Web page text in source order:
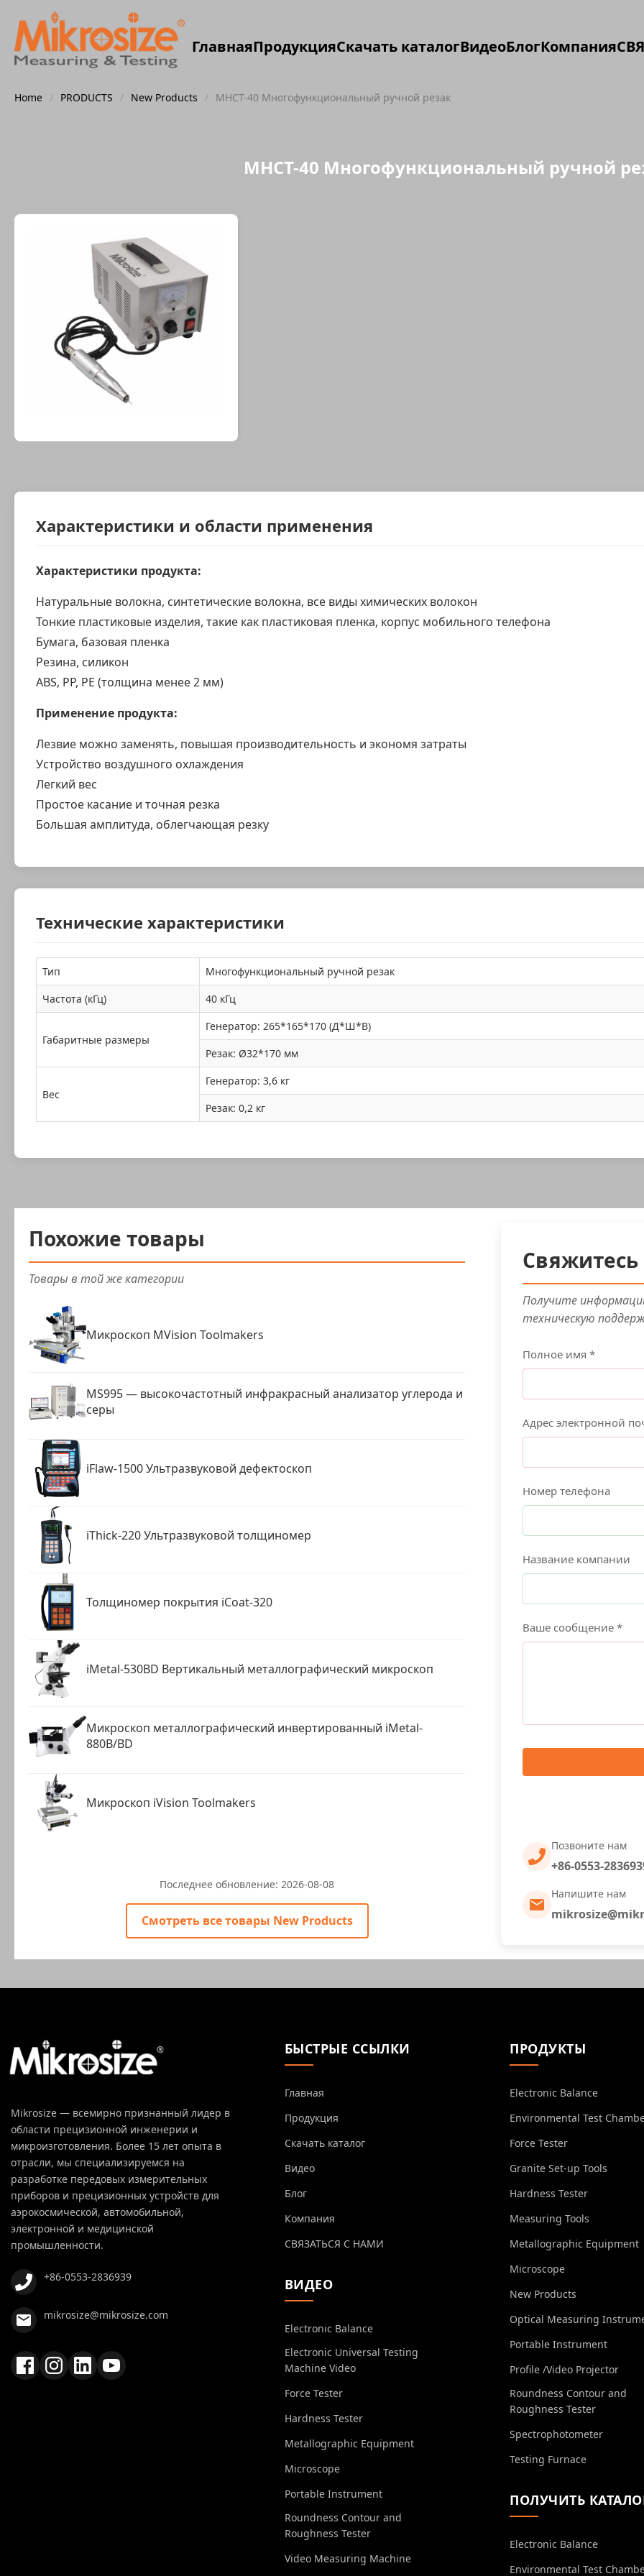
ГлавнаяПродукцияСкачать каталогВидеоБлогКомпания
Home / PRODUCTS / New Products / MHCT-40 Многофункциональный ручной резак
MHCT-40 Многофункциональный ручной
Характеристики и области применения
Характеристики продукта:
Натуральные волокна, синтетические волокна, все виды химических волокон
Тонкие пластиковые изделия, такие как пластиковая пленка, корпус мобильного телефона
Бумага, базовая пленка
Резина, силикон
ABS, PP, PE (толщина менее 2 мм)
Применение продукта:
Лезвие можно заменять, повышая производительность и экономя затраты
Устройство воздушного охлаждения
Легкий вес
Простое касание и точная резка
Большая амплитуда, облегчающая резку
Технические характеристики
Тип
Многофункциональный ручной резак
Частота (кГц)
40 кГц
Габаритные размеры
Генератор: 265*165*170 (Д*Ш*В)
Резак: Ø32*170 мм
Вес
Генератор: 3,6 кг
Резак: 0,2 кг
Похожие товары
Товары в той же категории
Микроскоп MVision Toolmakers
MS995 — высокочастотный инфракрасный анализатор углерода и
серы
iFlaw-1500 Ультразвуковой дефектоскоп
iThick-220 Ультразвуковой толщиномер
Толщиномер покрытия iCoat-320
iMetal-530BD Вертикальный металлографический микроскоп
Микроскоп металлографический инвертированный iMetal-
880B/BD
Микроскоп iVision Toolmakers
Последнее обновление: 2026-08-08
Смотреть все товары New Products
Получите
техническую
Полное имя *
Адрес электронной
Номер телефона
Название компании
Ваше сообщение *
Позвоните нам
+86-0553-
Напишите нам
Mikrosize — всемирно признанный лидер в
области прецизионной инженерии и
микроизготовления. Более 15 лет опыта в
отрасли, мы специализируемся на
разработке передовых измерительных
приборов и прецизионных устройств для
аэрокосмической, автомобильной,
электронной и медицинской
промышленности.
+86-0553-2836939
mikrosize@mikrosize.com
БЫСТРЫЕ ССЫЛКИ
Главная
Продукция
Скачать каталог
Видео
Блог
Компания
СВЯЗАТЬСЯ С НАМИ
ВИДЕО
Electronic Balance
Electronic Universal Testing
Machine Video
Force Tester
Hardness Tester
Metallographic Equipment
Microscope
Portable Instrument
Roundness Contour and
Roughness Tester
Video Measuring Machine
ПРОДУКТЫ
Electronic Balance
Environmental Test
Force Tester
Granite Set-up Tools
Hardness Tester
Measuring Tools
Metallographic Equipment
Microscope
New Products
Optical Measuring
Portable Instrument
Profile /Video Projector
Roundness Contour and
Roughness Tester
Spectrophotometer
Testing Furnace
ПОЛУЧИТЬ
Electronic Balance
Environmental Test